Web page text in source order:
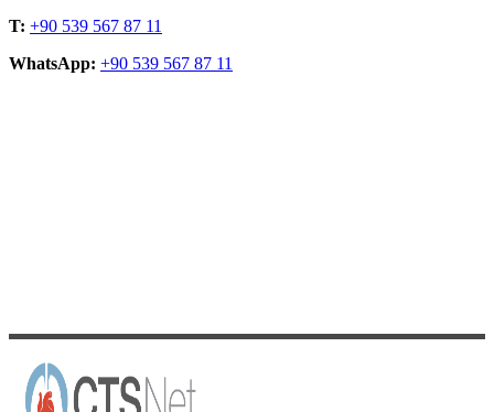
T: +90 539 567 87 11
WhatsApp: +90 539 567 87 11